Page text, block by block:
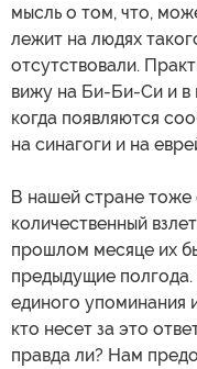
мысль о том, что,
лежит на людях
отсутствовали.
вижу на Би-Би-Си и в
когда появляются
на синагоги и на
В нашей стране
количественный
прошлом месяце их
предыдущие
единого упоминания
кто несет за это
правда ли? Нам